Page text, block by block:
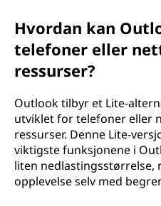
Hvordan kan
telefoner eller
ressurser?
Outlook tilbyr et Lite-
utviklet for telefoner eller
ressurser. Denne Lite-
viktigste funksjonene i
liten nedlastingsstørrelse,
opplevelse selv med